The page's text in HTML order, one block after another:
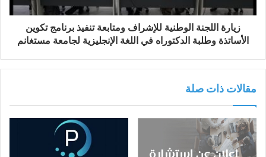
زيارة اللجنة الوطنية للإشراف ومتابعة تنفيذ برنامج تكوين
الأساتذة وطلبة الدكتوراه في اللغة الإنجليزية لجامعة مستغانم
مقالات ذات صلة